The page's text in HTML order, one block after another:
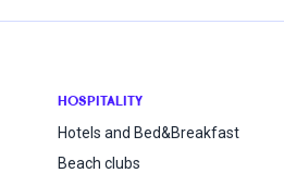
HOSPITALITY
Hotels and Bed&Breakfast
Beach clubs